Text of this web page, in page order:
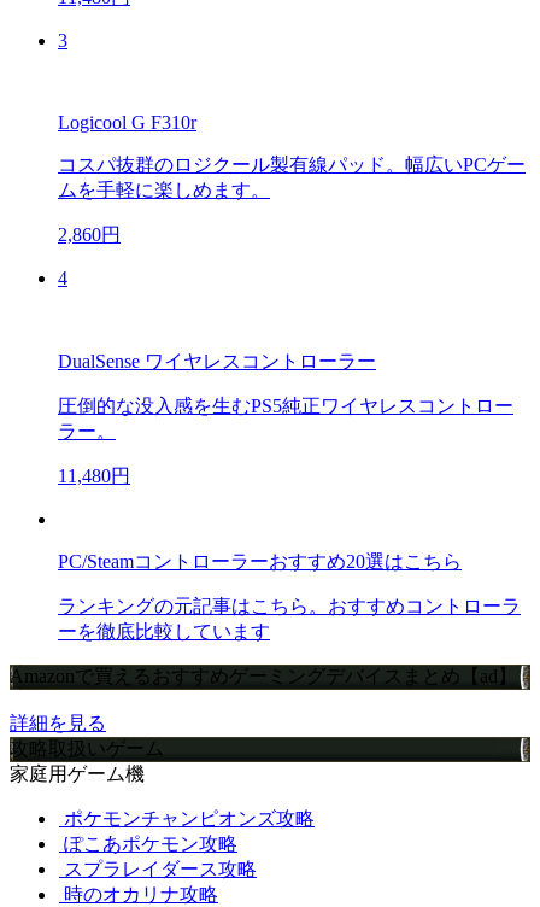
3
Logicool G F310r
コスパ抜群のロジクール製有線パッド。幅広いPCゲー
ムを手軽に楽しめます。
2,860円
4
DualSense ワイヤレスコントローラー
圧倒的な没入感を生むPS5純正ワイヤレスコントロー
ラー。
11,480円
PC/Steamコントローラーおすすめ20選はこちら
ランキングの元記事はこちら。おすすめコントローラ
ーを徹底比較しています
Amazonで買えるおすすめゲーミングデバイスまとめ【ad】
詳細を見る
攻略取扱いゲーム
家庭用ゲーム機
ポケモンチャンピオンズ攻略
ぽこあポケモン攻略
スプラレイダース攻略
時のオカリナ攻略